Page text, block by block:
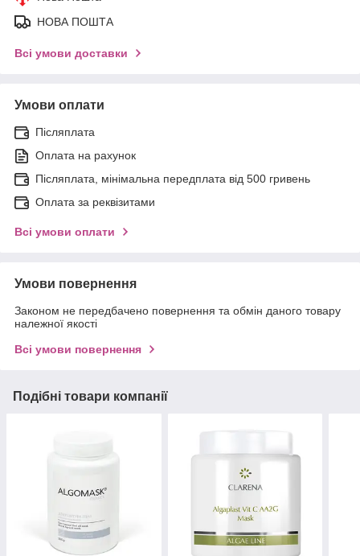
НОВА ПОШТА
Всі умови доставки
Умови оплати
Післяплата
Оплата на рахунок
Післяплата, мінімальна передплата від 500 гривень
Оплата за реквізитами
Всі умови оплати
Умови повернення
Законом не передбачено повернення та обмін даного товару
належної якості
Всі умови повернення
Подібні товари компанії